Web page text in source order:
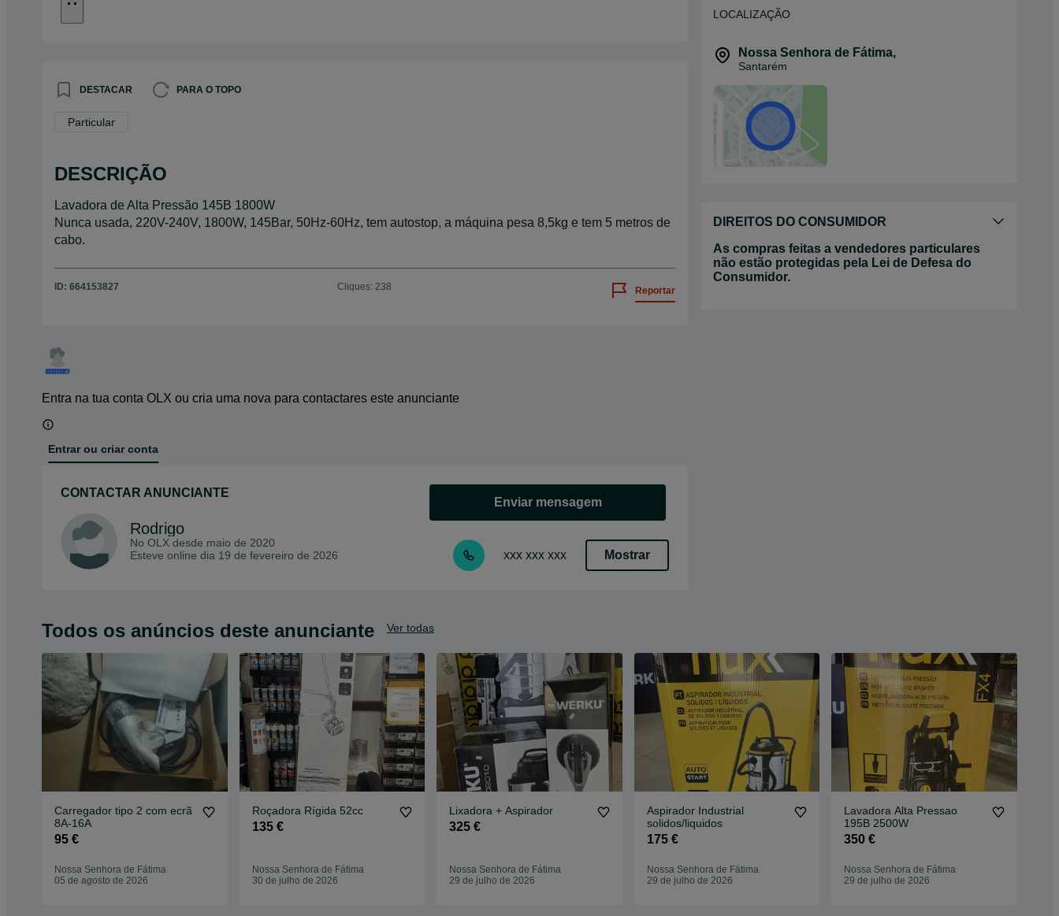
DESTACAR PARA O TOPO
Particular
DESCRIÇÃO
Lavadora de Alta Pressão 145B 1800W
Nunca usada, 220V-240V, 1800W, 145Bar, 50Hz-60Hz, tem autostop, a máquina pesa 8,5kg e tem 5 metros de
cabo.
ID: 664153827 Cliques: 238 Reportar
Entra na tua conta OLX ou cria uma nova para contactares este anunciante
Entrar ou criar conta
CONTACTAR ANUNCIANTE
Rodrigo
No OLX desde maio de 2020
Esteve online dia 19 de fevereiro de 2026
Enviar mensagem
xxx xxx xxx Mostrar
LOCALIZAÇÃO
Nossa Senhora de Fátima,
Santarém
DIREITOS DO CONSUMIDOR
As compras feitas a vendedores particulares
não estão protegidas pela Lei de Defesa do
Consumidor.
Todos os anúncios deste anunciante Ver todas
Carregador tipo 2 com ecrã
8A-16A
95 €
Nossa Senhora de Fátima
05 de agosto de 2026
Roçadora Rígida 52cc
135 €
Nossa Senhora de Fátima
30 de julho de 2026
Lixadora + Aspirador
325 €
Nossa Senhora de Fátima
29 de julho de 2026
Aspirador Industrial
solidos/liquidos
175 €
Nossa Senhora de Fátima
29 de julho de 2026
Lavadora Alta Pressao
195B 2500W
350 €
Nossa Senhora de Fátima
29 de julho de 2026